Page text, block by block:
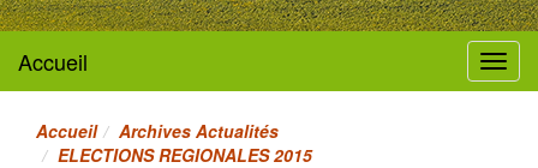
Menu
Accueil
Accueil
Archives Actualités
ELECTIONS REGIONALES 2015